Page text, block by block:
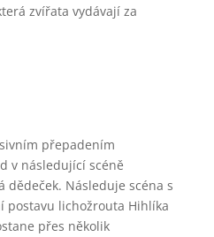
zvířata vydávají za
přepadením
v následující scéně
Následuje scéna s
postavu lichožrouta Hihlíka
přes několik